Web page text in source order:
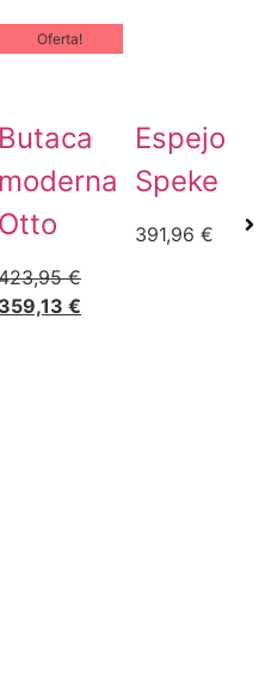
Oferta!
Butaca
moderna
Otto
€
359,13 €
Espejo
Speke
391,96 €